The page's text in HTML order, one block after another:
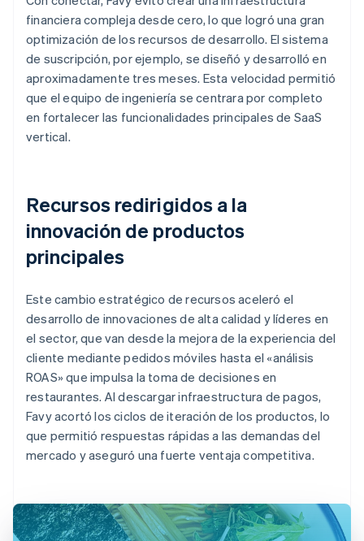
financiera compleja desde cero, lo que logró una gran
optimización de los recursos de desarrollo. El sistema
de suscripción, por ejemplo, se diseñó y desarrolló en
aproximadamente tres meses. Esta velocidad permitió
que el equipo de ingeniería se centrara por completo
en fortalecer las funcionalidades principales de SaaS
vertical.
Recursos redirigidos a la
innovación de productos
principales
Este cambio estratégico de recursos aceleró el
desarrollo de innovaciones de alta calidad y líderes en
el sector, que van desde la mejora de la experiencia del
cliente mediante pedidos móviles hasta el «análisis
ROAS» que impulsa la toma de decisiones en
restaurantes. Al descargar infraestructura de pagos,
Favy acortó los ciclos de iteración de los productos, lo
que permitió respuestas rápidas a las demandas del
mercado y aseguró una fuerte ventaja competitiva.